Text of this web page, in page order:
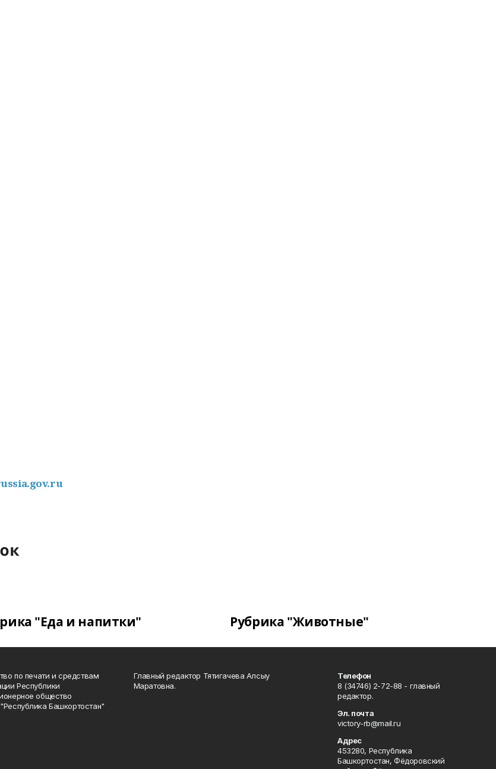
"Еда и напитки" Рубрика "Животные"
по печати и средствам
Республики
общество
Башкортостан"
Главный редактор Тятигачева Алсыу
Маратовна.
Телефон
8 (34746) 2-72-88 - главный
редактор.
Эл. почта
victory-rb@mail.ru
Адрес
453280, Республика
Башкортостан, Фёдоровский